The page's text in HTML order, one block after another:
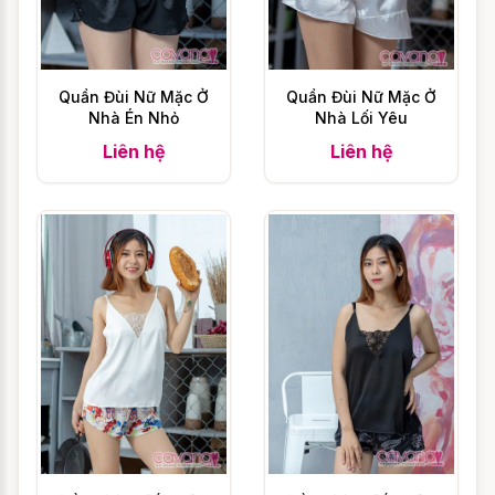
Tình Nhân - Xanh Nhạt. Nếu không thể tìm
thấy màu sắc ưng ý, chúng tôi xin lỗi bạn vì
chúng tôi chưa có sản phẩm có màu sắc
tương tự với mong muốn của bạn. Bạn
sắc khác nhé.
Cách chọn size Đồ Pijama
mặc nhà Vườn Tình Nhân -
Xanh Nhạt
Làm thế nào để chọn Đồ ngủ Pijama nữ
như Đồ Pijama mặc nhà Vườn Tình Nhân -
Xanh Nhạt vừa với cơ thể của bạn, để bạn
hài lòng khi nhận được sản phẩm chắc
chắn là điều bạn quan tâm đúng không?
Quần Đùi Nữ Mặc Ở
Nhà Én Nhỏ
Liên hệ
Quần Đùi Nữ Mặc Ở
Nhà Lối Yêu
Liên hệ